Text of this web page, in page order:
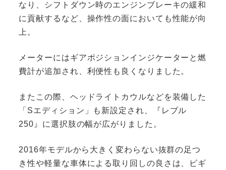
なり、シフトダウン時のエンジンブレーキの緩和
に貢献するなど、操作性の面においても性能が向
上。
メーターにはギアポジションインジケーターと燃
費計が追加され、利便性も良くなりました。
またこの際、ヘッドライトカウルなどを装備した
「Sエディション」も新設定され、『レブル
250』に選択肢の幅が広がりました。
2016年モデルから大きく変わらない抜群の足つ
き性や軽量な車体による取り回しの良さは、ビギ